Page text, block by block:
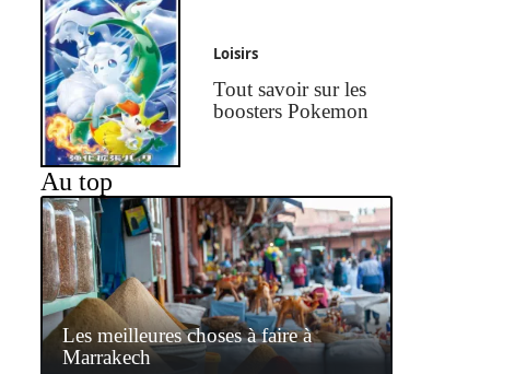
Loisirs
Tout savoir sur les
boosters Pokemon
Au top
Les meilleures choses à faire à
Marrakech